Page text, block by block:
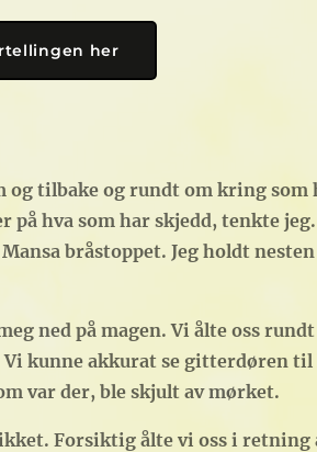
her
tilbake og rundt om kring som
hva som har skjedd, tenkte jeg.
bråstoppet. Jeg holdt
ned på magen. Vi ålte oss
kunne akkurat se gitterdøren
var der, ble skjult av mørket.
Forsiktig ålte vi oss i retning